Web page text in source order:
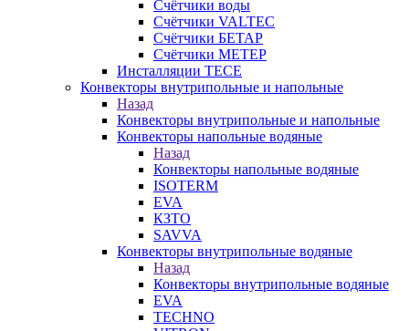
Счётчики воды
Счётчики VALTEC
Счётчики БЕТАР
Счётчики МЕТЕР
Инсталляции TECE
Конвекторы внутрипольные и напольные
Назад
Конвекторы внутрипольные и напольные
Конвекторы напольные водяные
Назад
Конвекторы напольные водяные
ISOTERM
EVA
КЗТО
SAVVA
Конвекторы внутрипольные водяные
Назад
Конвекторы внутрипольные водяные
EVA
TECHNO